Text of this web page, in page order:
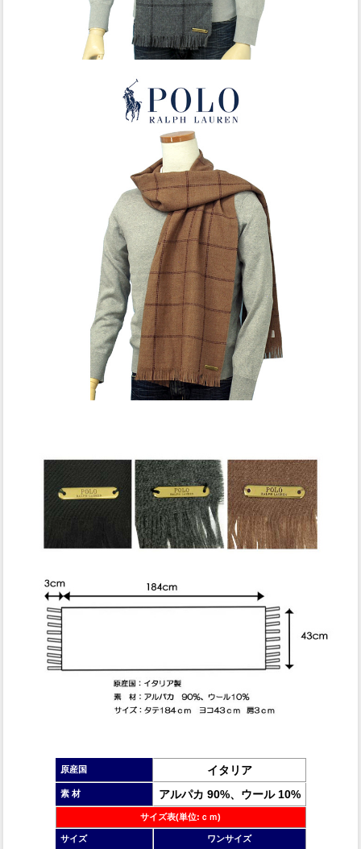
原産国 イタリア
素 材 アルパカ 90%、ウール 10%
サイズ表(単位:ｃｍ)
サイズ ワンサイズ